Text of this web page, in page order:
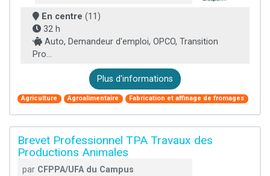
En centre (11)
32 h
Auto, Demandeur d'emploi, OPCO, Transition
Pro...
Plus d'informations
Agriculture Agroalimentaire Fabrication et affinage de fromages
Brevet Professionnel TPA Travaux des
Productions Animales
par CFPPA/UFA du Campus